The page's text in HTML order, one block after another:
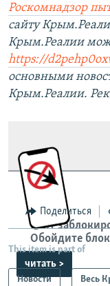
Роскомнадзор
сайту
Крым.Реалии
https://
основными
Крым.Реалии.
Сайт
Обойдите
читать >
Поделиться
This item is part of
Новости Весь